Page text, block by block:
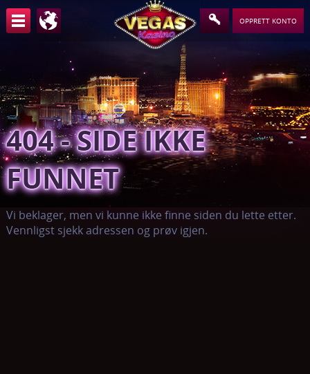
OPPRETT KONTO
404 - SIDE IKKE
FUNNET
Vi beklager, men vi kunne ikke finne siden du lette etter.
Vennligst sjekk adressen og prøv igjen.